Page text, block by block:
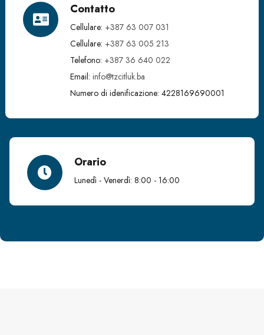
Contatto
Cellulare: +387 63 007 031
Cellulare: +387 63 005 213
Telefono: +387 36 640 022
Email: info@tzcitluk.ba
Numero di idenificazione: 4228169690001
Orario
Lunedì - Venerdì: 8:00 - 16:00